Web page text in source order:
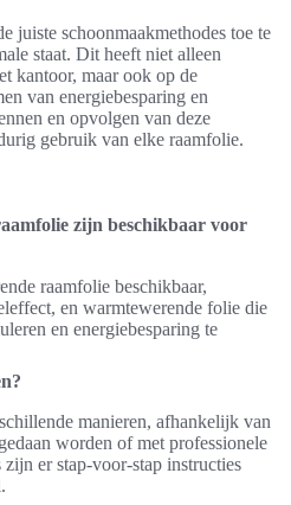
juiste schoonmaakmethodes toe te
staat. Dit heeft niet alleen
kantoor, maar ook op de
van energiebesparing en
en opvolgen van deze
gebruik van elke raamfolie.
zijn beschikbaar voor
raamfolie beschikbaar,
en warmtewerende folie die
en energiebesparing te
manieren, afhankelijk van
worden of met professionele
er stap-voor-stap instructies